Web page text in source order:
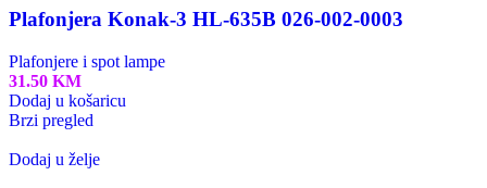
Plafonjera Konak-3 HL-635B 026-002-0003
Plafonjere i spot lampe
31.50 KM
Dodaj u košaricu
Brzi pregled
Dodaj u želje